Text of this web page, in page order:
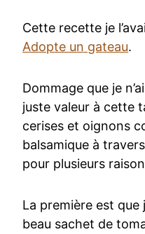
Cette recette je
Adopte un gateau.
Dommage que je
juste valeur à cette
cerises et oignons
balsamique à
pour plusieurs
La première est que
beau sachet de